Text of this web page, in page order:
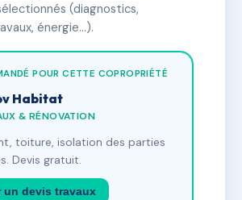
(diagnostics,
énergie…).
POUR CETTE COPROPRIÉTÉ
Habitat
& RÉNOVATION
toiture, isolation des parties
Devis gratuit.
un devis travaux